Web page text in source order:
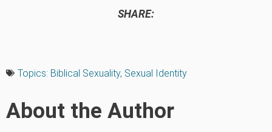
SHARE:
Topics: Biblical Sexuality, Sexual Identity
About the Author